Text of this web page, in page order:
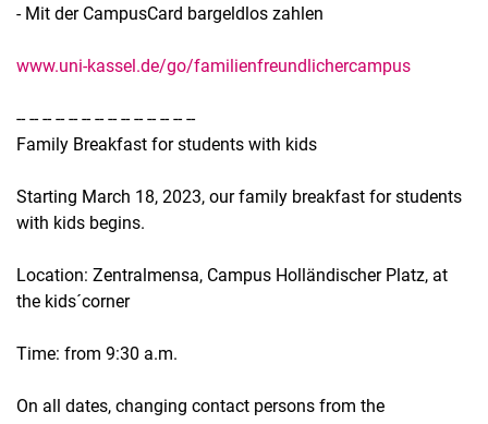
- Mit der CampusCard bargeldlos zahlen
www.uni-kassel.de/go/familienfreundlichercampus
-- -- -- -- -- -- -- -- -- -- -- -- -- --
Family Breakfast for students with kids
Starting March 18, 2023, our family breakfast for students
with kids begins.
Location: Zentralmensa, Campus Holländischer Platz, at
the kids´corner
Time: from 9:30 a.m.
On all dates, changing contact persons from the